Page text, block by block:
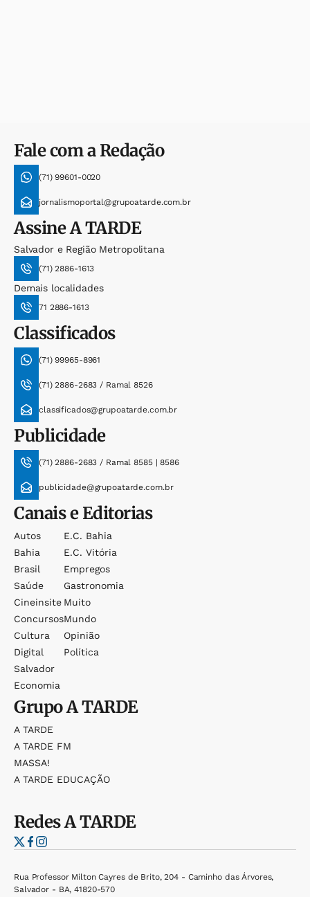
Fale com a Redação
(71) 99601-0020
jornalismoportal@grupoatarde.com.br
AssineA TARDE
Salvador e Região Metropolitana
(71) 2886-1613
Demais localidades
71 2886-1613
Classificados
(71) 99965-8961
(71) 2886-2683 / Ramal 8526
classificados@grupoatarde.com.br
Publicidade
(71) 2886-2683 / Ramal 8585 | 8586
publicidade@grupoatarde.com.br
Canais e Editorias
Autos
Bahia
Brasil
Saúde
Cineinsite
Concursos
Cultura
Digital
Salvador
Economia
E.c. Bahia
E.c. Vitória
Empregos
Gastronomia
Muito
Mundo
Opinião
Política
GrupoA TARDE
A TARDE
A TARDE FM
MASSA!
A TARDE EDUCAÇÃO
RedesA TARDE
Rua Professor Milton Cayres de Brito, 204 - Caminho das Árvores,
Salvador - BA, 41820-570